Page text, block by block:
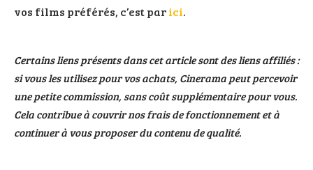
vos films préférés, c’est parici.
Certains liens présents dans cet article sont des liens affiliés :
si vous les utilisez pour vos achats, Cinerama peut percevoir
une petite commission, sans coût supplémentaire pour vous.
Cela contribue à couvrir nos frais de fonctionnement et à
continuer à vous proposer du contenu de qualité.